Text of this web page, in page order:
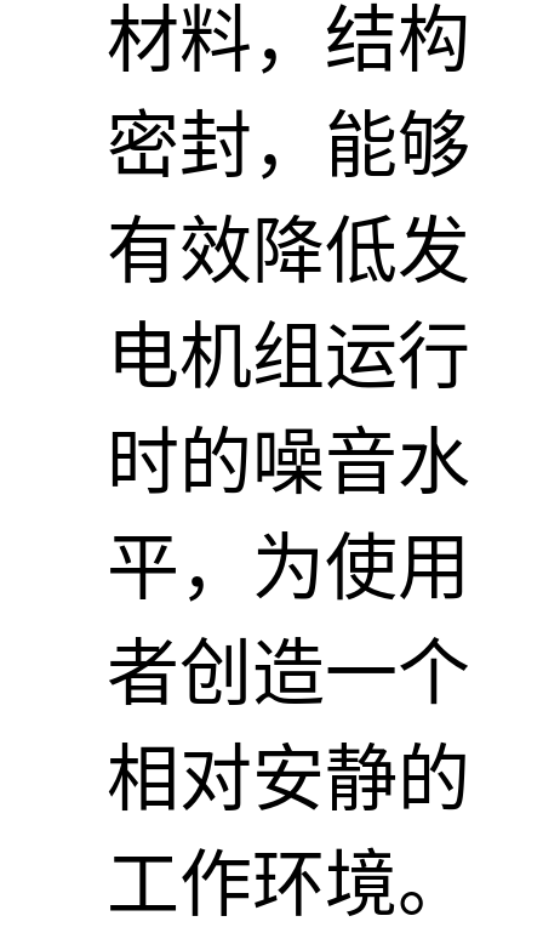
材料，结构
密封，能够
有效降低发
电机组运行
时的噪音水
平，为使用
者创造一个
相对安静的
工作环境‌。